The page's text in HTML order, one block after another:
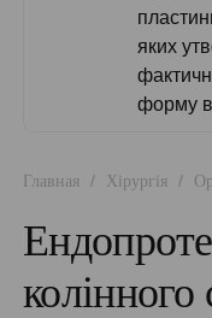
Главная / Хірургія /
колінного
яких
форму